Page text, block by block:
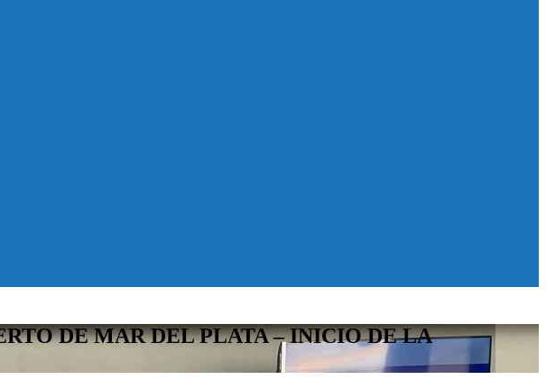
DE MAR DEL PLATA – INICIO DE LA